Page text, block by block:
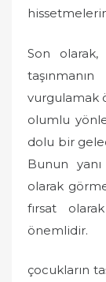
Son
vurgulamak
olumlu
dolu bir
Bunun
olarak
fırsat
önemlidir.
çocukların